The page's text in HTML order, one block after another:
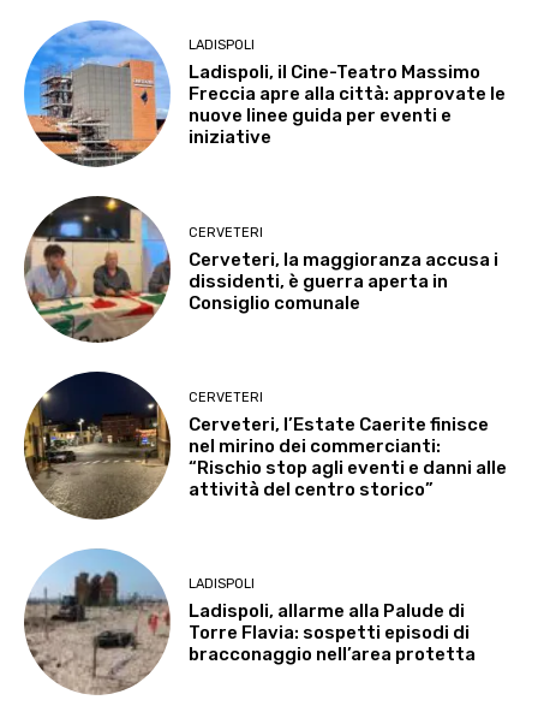
LADISPOLI
Ladispoli, il Cine-Teatro Massimo
Freccia apre alla città: approvate le
nuove linee guida per eventi e
iniziative
CERVETERI
Cerveteri, la maggioranza accusa i
dissidenti, è guerra aperta in
Consiglio comunale
CERVETERI
Cerveteri, l’Estate Caerite finisce
nel mirino dei commercianti:
“Rischio stop agli eventi e danni alle
attività del centro storico”
LADISPOLI
Ladispoli, allarme alla Palude di
Torre Flavia: sospetti episodi di
bracconaggio nell’area protetta